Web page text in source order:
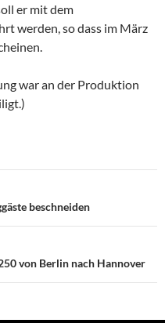
er mit dem
werden, so dass im März
war an der Produktion
beschneiden
von Berlin nach Hannover